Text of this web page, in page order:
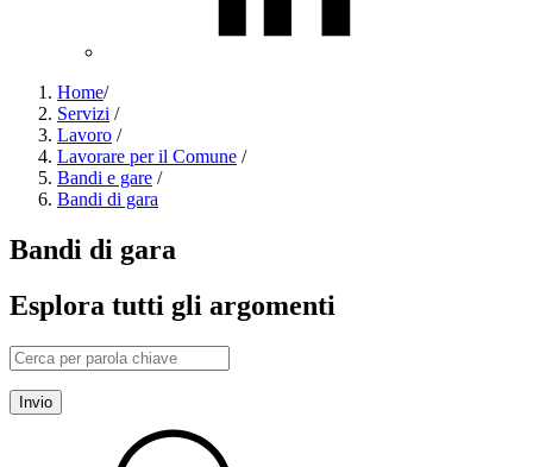
Home/
Servizi /
Lavoro /
Lavorare per il Comune /
Bandi e gare /
Bandi di gara
Bandi di gara
Esplora tutti gli argomenti
Invio